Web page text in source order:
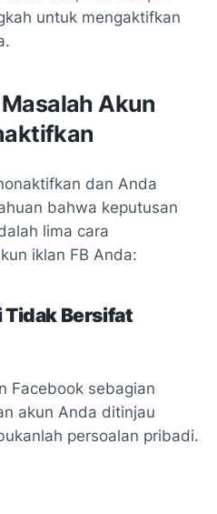
untuk mengaktifkan
Akun
dan Anda
bahwa keputusan
lima cara
iklan FB Anda:
Tidak Bersifat
Facebook sebagian
akun Anda ditinjau
persoalan pribadi.